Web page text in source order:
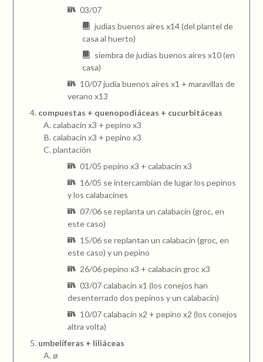
03/07
judías buenos aires x14 (del plantel de
casa al huerto)
siembra de judías buenos aires x10 (en
casa)
10/07 judía buenos aires x1 + maravillas de
verano x13
compuestas + quenopodiáceas + cucurbitáceas
calabacín x3 + pepino x3
calabacín x3 + pepino x3
plantación
01/05 pepino x3 + calabacín x3
16/05 se intercambian de lugar los pepinos
y los calabacines
07/06 se replanta un calabacín (groc, en
este caso)
15/06 se replantan un calabacín (groc, en
este caso) y un pepino
26/06 pepino x3 + calabacín groc x3
03/07 calabacín x1 (los conejos han
desenterrado dos pepinos y un calabacín)
10/07 calabacín x2 + pepino x2 (los conejos
altra volta)
umbelíferas + liliáceas
ø